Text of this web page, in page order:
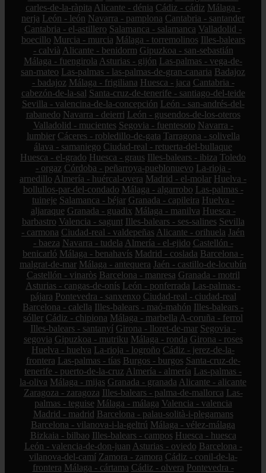
carles-de-la-ràpita Alicante - dénia Cádiz - cádiz Málaga -
nerja León - león Navarra - pamplona Cantabria - santander
Cantabria - el-astillero Salamanca - salamanca Valladolid -
boecillo Murcia - murcia Málaga - torremolinos Illes-balears
- calvià Alicante - benidorm Gipuzkoa - san-sebastián
Málaga - fuengirola Asturias - gijón Las-palmas - vega-de-
san-mateo Las-palmas - las-palmas-de-gran-canaria Badajoz
- badajoz Málaga - frigiliana Huesca - jaca Cantabria -
cabezón-de-la-sal Santa-cruz-de-tenerife - santiago-del-teide
Sevilla - valencina-de-la-concepción León - san-andrés-del-
rabanedo Navarra - deierri León - gusendos-de-los-oteros
Valladolid - mucientes Segovia - fuentesoto Navarra -
lumbier Cáceres - robledillo-de-gata Tarragona - solivella
álava - samaniego Ciudad-real - retuerta-del-bullaque
Huesca - el-grado Huesca - graus Illes-balears - ibiza Toledo
- orgaz Córdoba - peñarroya-pueblonuevo La-rioja -
arnedillo Almería - huércal-overa Madrid - el-molar Huelva -
bollullos-par-del-condado Málaga - algarrobo Las-palmas -
tuineje Salamanca - béjar Granada - capileira Huelva -
aljaraque Granada - guadix Málaga - manilva Huesca -
barbastro Valencia - sagunt Illes-balears - ses-salines Sevilla
- carmona Ciudad-real - valdepeñas Alicante - orihuela Jaén
- baeza Navarra - tudela Almería - el-ejido Castellón -
benicarló Málaga - benahavís Madrid - coslada Barcelona -
malgrat-de-mar Málaga - antequera Jaén - castillo-de-locubín
Castellón - vinaròs Barcelona - manresa Granada - motril
Asturias - cangas-de-onís León - ponferrada Las-palmas -
pájara Pontevedra - sanxenxo Ciudad-real - ciudad-real
Barcelona - calella Illes-balears - maó-mahón Illes-balears -
sóller Cádiz - chipiona Málaga - marbella A-coruña - ferrol
Illes-balears - santanyí Girona - lloret-de-mar Segovia -
segovia Gipuzkoa - mutriku Málaga - ronda Girona - roses
Huelva - huelva La-rioja - logroño Cádiz - jerez-de-la-
frontera Las-palmas - tías Burgos - burgos Santa-cruz-de-
tenerife - puerto-de-la-cruz Almería - almería Las-palmas -
la-oliva Málaga - mijas Granada - granada Alicante - alicante
Zaragoza - zaragoza Illes-balears - palma-de-mallorca Las-
palmas - teguise Málaga - málaga Valencia - valencia
Madrid - madrid Barcelona - palau-solità-i-plegamans
Barcelona - vilanova-i-la-geltrú Málaga - vélez-málaga
Bizkaia - bilbao Illes-balears - campos Huesca - huesca
León - valencia-de-don-juan Asturias - oviedo Barcelona -
vilanova-del-camí Zamora - zamora Cádiz - conil-de-la-
frontera Málaga - cártama Cádiz - olvera Pontevedra -